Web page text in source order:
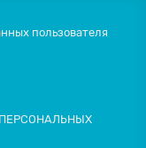
пользователя